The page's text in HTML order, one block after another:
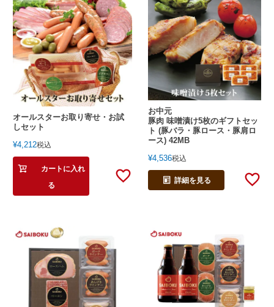
オールスターお取り寄せ・お試
しセット
¥4,212税込
カートに入れ
る
お中元
豚肉 味噌漬け5枚のギフトセッ
ト (豚バラ・豚ロース・豚肩ロ
ース) 42MB
¥4,536税込
詳細を見る